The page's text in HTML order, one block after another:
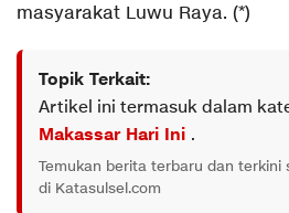
masyarakat Luwu Raya. (*)
Topik Terkait:
Artikel ini termasuk dalam
Makassar Hari Ini .
Temukan berita terbaru dan terkini
di Katasulsel.com